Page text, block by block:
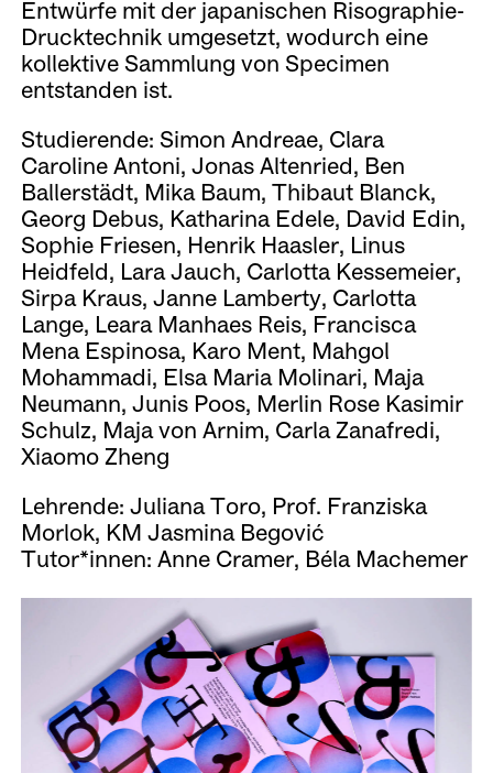
Entwürfe mit der japanischen Risographie-
Drucktechnik umgesetzt, wodurch eine
kollektive Sammlung von Specimen
entstanden ist.
Studierende: Simon Andreae, Clara
Caroline Antoni, Jonas Altenried, Ben
Ballerstädt, Mika Baum, Thibaut Blanck,
Georg Debus, Katharina Edele, David Edin,
Sophie Friesen, Henrik Haasler, Linus
Heidfeld, Lara Jauch, Carlotta Kessemeier,
Sirpa Kraus, Janne Lamberty, Carlotta
Lange, Leara Manhaes Reis, Francisca
Mena Espinosa, Karo Ment, Mahgol
Mohammadi, Elsa Maria Molinari, Maja
Neumann, Junis Poos, Merlin Rose Kasimir
Schulz, Maja von Arnim, Carla Zanafredi,
Xiaomo Zheng
Lehrende: Juliana Toro, Prof. Franziska
Morlok, KM Jasmina Begović
Tutor*innen: Anne Cramer, Béla Machemer